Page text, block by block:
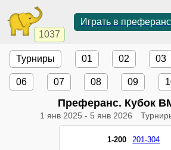
1037
Играть в преферанс
Турниры 01 02 03
06 07 08 09
Преферанс. Кубок
1 янв 2025 - 5 янв 2026
1-200 201-304